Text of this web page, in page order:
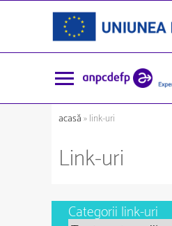
acasă» link-uri
Link-uri
Categorii link-uri